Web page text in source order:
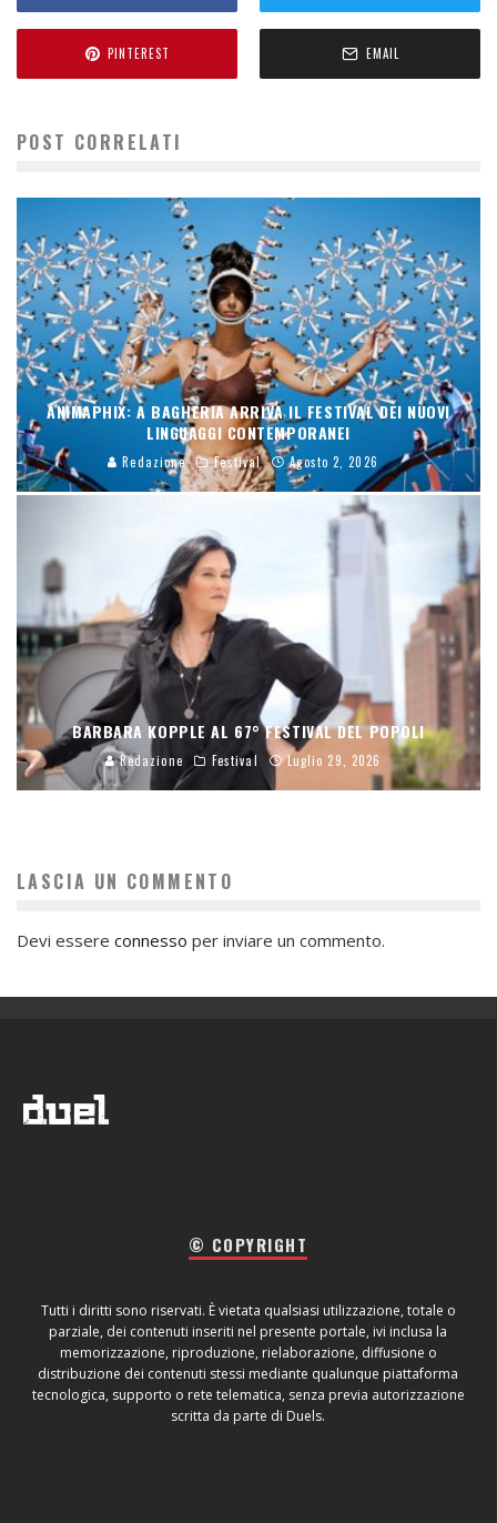
PINTEREST EMAIL
POST CORRELATI
ANIMAPHIX: A BAGHERIA ARRIVA IL FESTIVAL DEI NUOVI
LINGUAGGI CONTEMPORANEI
Redazione Festival Agosto 2, 2026
BARBARA KOPPLE AL 67° FESTIVAL DEL POPOLI
Redazione Festival Luglio 29, 2026
LASCIA UN COMMENTO
Devi essere connesso per inviare un commento.
© COPYRIGHT
Tutti i diritti sono riservati. È vietata qualsiasi utilizzazione, totale o
parziale, dei contenuti inseriti nel presente portale, ivi inclusa la
memorizzazione, riproduzione, rielaborazione, diffusione o
distribuzione dei contenuti stessi mediante qualunque piattaforma
tecnologica, supporto o rete telematica, senza previa autorizzazione
scritta da parte di Duels.